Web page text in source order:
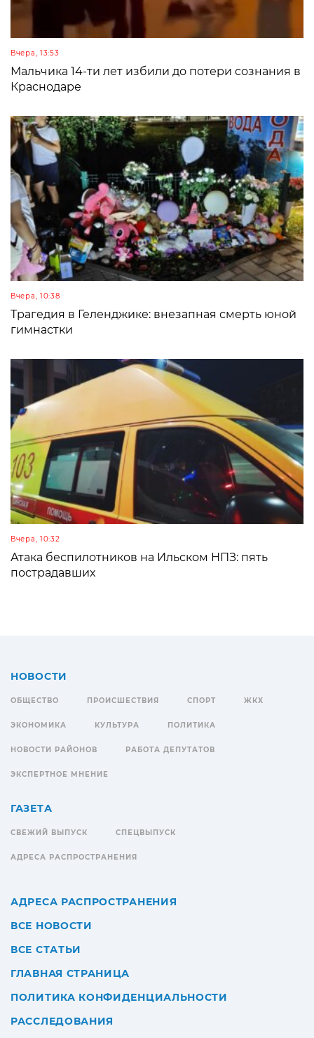
Вчера, 13:53
Мальчика 14-ти лет избили до потери сознания в
Краснодаре
Вчера, 10:38
Трагедия в Геленджике: внезапная смерть юной
гимнастки
Вчера, 10:32
Атака беспилотников на Ильском НПЗ: пять
пострадавших
НОВОСТИ
ОБЩЕСТВО ПРОИСШЕСТВИЯ СПОРТ ЖКХ
ЭКОНОМИКА КУЛЬТУРА ПОЛИТИКА
НОВОСТИ РАЙОНОВ РАБОТА ДЕПУТАТОВ
ЭКСПЕРТНОЕ МНЕНИЕ
ГАЗЕТА
СВЕЖИЙ ВЫПУСК СПЕЦВЫПУСК
АДРЕСА РАСПРОСТРАНЕНИЯ
АДРЕСА РАСПРОСТРАНЕНИЯ
ВСЕ НОВОСТИ
ВСЕ СТАТЬИ
ГЛАВНАЯ СТРАНИЦА
ПОЛИТИКА КОНФИДЕНЦИАЛЬНОСТИ
РАССЛЕДОВАНИЯ